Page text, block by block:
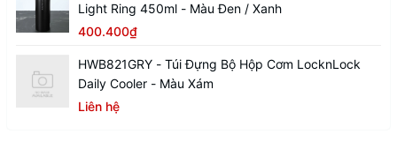
Light Ring 450ml - Màu Đen / Xanh
400.400₫
HWB821GRY - Túi Đựng Bộ Hộp Cơm LocknLock
Daily Cooler - Màu Xám
Liên hệ